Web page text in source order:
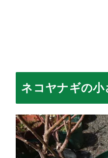
ネコヤナギの小